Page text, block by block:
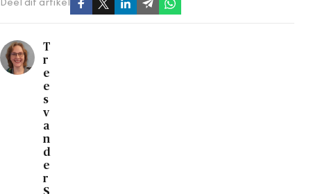
Deel dit artikel
T
r
e
e
s
v
a
n
d
e
r
S